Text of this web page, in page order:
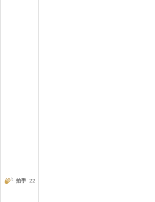
拍手 22